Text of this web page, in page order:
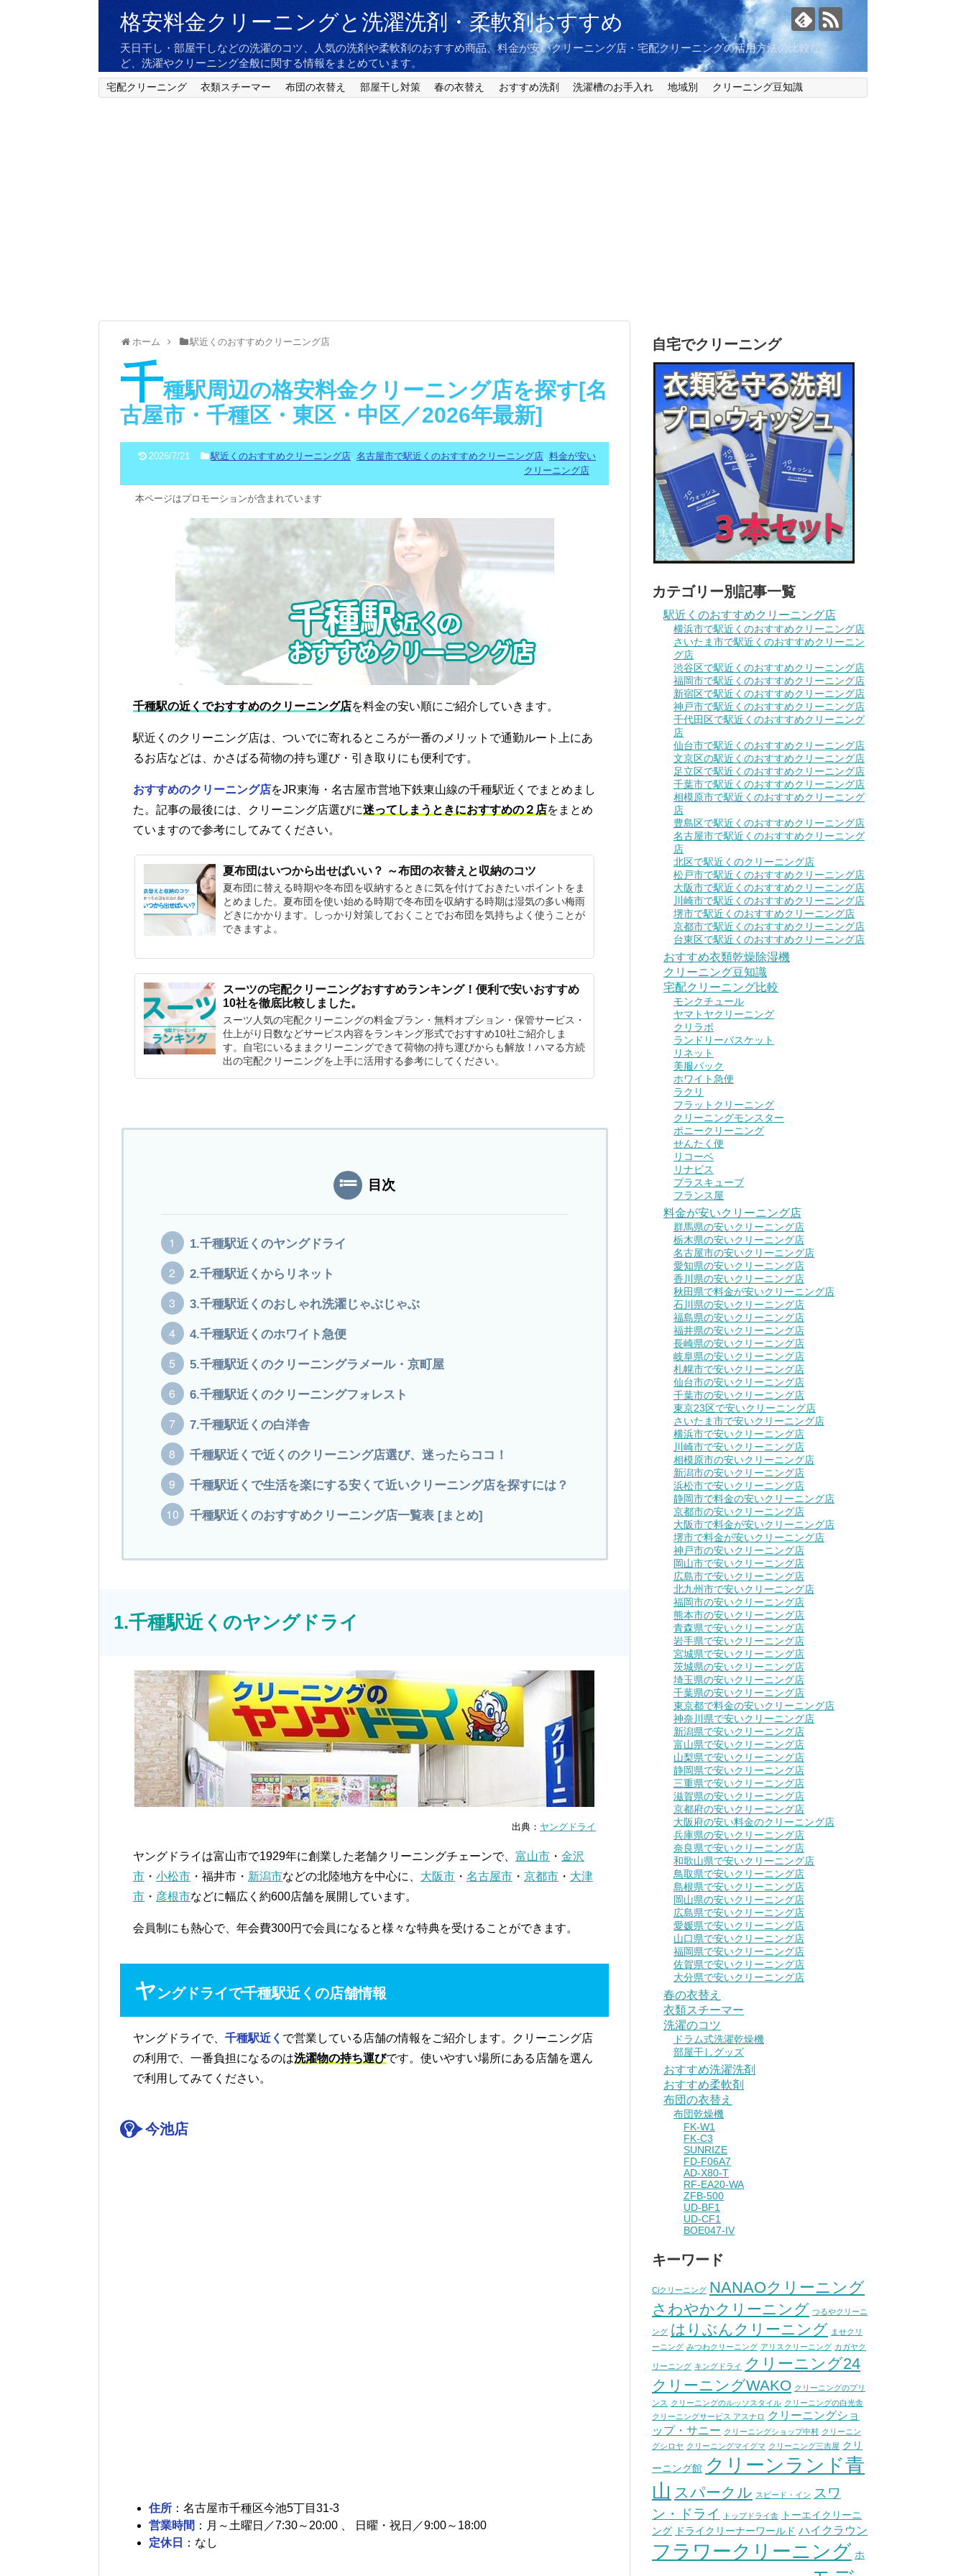
格安料金クリーニングと洗濯洗剤・柔軟剤おすすめ
天日干し・部屋干しなどの洗濯のコツ、人気の洗剤や柔軟剤のおすすめ商品、料金が安いクリーニング店・宅配クリーニングの活用方法の比較な
ど、洗濯やクリーニング全般に関する情報をまとめています。
宅配クリーニング 衣類スチーマー 布団の衣替え 部屋干し対策 春の衣替え おすすめ洗剤 洗濯槽のお手入れ 地域別 クリーニング豆知識
ホーム 駅近くのおすすめクリーニング店
千種駅周辺の格安料金クリーニング店を探す[名
古屋市・千種区・東区・中区／2026年最新]
2026/7/21 駅近くのおすすめクリーニング店, 名古屋市で駅近くのおすすめクリーニング店, 料金が安い
クリーニング店
本ページはプロモーションが含まれています
千種駅の近くでおすすめのクリーニング店を料金の安い順にご紹介していきます。
駅近くのクリーニング店は、ついでに寄れるところが一番のメリットで通勤ルート上にあ
るお店などは、かさばる荷物の持ち運び・引き取りにも便利です。
おすすめのクリーニング店をJR東海・名古屋市営地下鉄東山線の千種駅近くでまとめまし
た。記事の最後には、クリーニング店選びに迷ってしまうときにおすすめの２店をまとめ
ていますので参考にしてみてください。
夏布団はいつから出せばいい？ ～布団の衣替えと収納のコツ
夏布団に替える時期や冬布団を収納するときに気を付けておきたいポイントをま
とめました。夏布団を使い始める時期で冬布団を収納する時期は湿気の多い梅雨
どきにかかります。しっかり対策しておくことでお布団を気持ちよく使うことが
できますよ。
スーツの宅配クリーニングおすすめランキング！便利で安いおすすめ
10社を徹底比較しました。
スーツ人気の宅配クリーニングの料金プラン・無料オプション・保管サービス・
仕上がり日数などサービス内容をランキング形式でおすすめ10社ご紹介しま
す。自宅にいるままクリーニングできて荷物の持ち運びからも解放！ハマる方続
出の宅配クリーニングを上手に活用する参考にしてください。
目次
1.千種駅近くのヤングドライ
2.千種駅近くからリネット
3.千種駅近くのおしゃれ洗濯じゃぶじゃぶ
4.千種駅近くのホワイト急便
5.千種駅近くのクリーニングラメール・京町屋
6.千種駅近くのクリーニングフォレスト
7.千種駅近くの白洋舎
千種駅近くで近くのクリーニング店選び、迷ったらココ！
千種駅近くで生活を楽にする安くて近いクリーニング店を探すには？
千種駅近くのおすすめクリーニング店一覧表 [まとめ]
1.千種駅近くのヤングドライ
出典： ヤングドライ
ヤングドライは富山市で1929年に創業した老舗クリーニングチェーンで、 富山市 ・ 金沢
市 ・ 小松市 ・福井市・ 新潟市などの北陸地方を中心に、 大阪市 ・ 名古屋市 ・ 京都市 ・ 大津
市 ・ 彦根市などに幅広く約600店舗を展開しています。
会員制にも熱心で、年会費300円で会員になると様々な特典を受けることができます。
ヤングドライで千種駅近くの店舗情報
ヤングドライで、 千種駅近く で営業している店舗の情報をご紹介します。クリーニング店
の利用で、一番負担になるのは洗濯物の持ち運びです。使いやすい場所にある店舗を選ん
で利用してみてください。
今池店
住所 ：名古屋市千種区今池5丁目31-3
営業時間 ：月～土曜日／7:30～20:00 、 日曜・祝日／9:00～18:00
定休日
：なし
自宅でクリーニング
カテゴリー別記事一覧
駅近くのおすすめクリーニング店
横浜市で駅近くのおすすめクリーニング店
さいたま市で駅近くのおすすめクリーニン
グ店
渋谷区で駅近くのおすすめクリーニング店
福岡市で駅近くのおすすめクリーニング店
新宿区で駅近くのおすすめクリーニング店
神戸市で駅近くのおすすめクリーニング店
千代田区で駅近くのおすすめクリーニング
店
仙台市で駅近くのおすすめクリーニング店
文京区の駅近くのおすすめクリーニング店
足立区で駅近くのおすすめクリーニング店
千葉市で駅近くのおすすめクリーニング店
相模原市で駅近くのおすすめクリーニング
店
豊島区で駅近くのおすすめクリーニング店
名古屋市で駅近くのおすすめクリーニング
店
北区で駅近くのクリーニング店
松戸市で駅近くのおすすめクリーニング店
大阪市で駅近くのおすすめクリーニング店
川崎市で駅近くのおすすめクリーニング店
堺市で駅近くのおすすめクリーニング店
京都市で駅近くのおすすめクリーニング店
台東区で駅近くのおすすめクリーニング店
おすすめ衣類乾燥除湿機
クリーニング豆知識
宅配クリーニング比較
モンクチュール
ヤマトヤクリーニング
クリラボ
ランドリーバスケット
リネット
美服パック
ホワイト急便
ラクリ
フラットクリーニング
クリーニングモンスター
ポニークリーニング
せんたく便
リコーベ
リナビス
プラスキューブ
フランス屋
料金が安いクリーニング店
群馬県の安いクリーニング店
栃木県の安いクリーニング店
名古屋市の安いクリーニング店
愛知県の安いクリーニング店
香川県の安いクリーニング店
秋田県で料金が安いクリーニング店
石川県の安いクリーニング店
福島県の安いクリーニング店
福井県の安いクリーニング店
長崎県の安いクリーニング店
岐阜県の安いクリーニング店
札幌市で安いクリーニング店
仙台市の安いクリーニング店
千葉市の安いクリーニング店
東京23区で安いクリーニング店
さいたま市で安いクリーニング店
横浜市で安いクリーニング店
川崎市で安いクリーニング店
相模原市の安いクリーニング店
新潟市の安いクリーニング店
浜松市で安いクリーニング店
静岡市で料金の安いクリーニング店
京都市の安いクリーニング店
大阪市で料金が安いクリーニング店
堺市で料金が安いクリーニング店
神戸市の安いクリーニング店
岡山市で安いクリーニング店
広島市で安いクリーニング店
北九州市で安いクリーニング店
福岡市の安いクリーニング店
熊本市の安いクリーニング店
青森県で安いクリーニング店
岩手県で安いクリーニング店
宮城県で安いクリーニング店
茨城県の安いクリーニング店
埼玉県の安いクリーニング店
千葉県の安いクリーニング店
東京都で料金の安いクリーニング店
神奈川県で安いクリーニング店
新潟県で安いクリーニング店
富山県で安いクリーニング店
山梨県で安いクリーニング店
静岡県で安いクリーニング店
三重県で安いクリーニング店
滋賀県の安いクリーニング店
京都府の安いクリーニング店
大阪府の安い料金のクリーニング店
兵庫県の安いクリーニング店
奈良県で安いクリーニング店
和歌山県で安いクリーニング店
鳥取県で安いクリーニング店
島根県で安いクリーニング店
岡山県の安いクリーニング店
広島県で安いクリーニング店
愛媛県で安いクリーニング店
山口県で安いクリーニング店
福岡県で安いクリーニング店
佐賀県で安いクリーニング店
大分県で安いクリーニング店
春の衣替え
衣類スチーマー
洗濯のコツ
ドラム式洗濯乾燥機
部屋干しグッズ
おすすめ洗濯洗剤
おすすめ柔軟剤
布団の衣替え
布団乾燥機
FK-W1
FK-C3
SUNRIZE
FD-F06A7
AD-X80-T
RF-EA20-WA
ZFB-500
UD-BF1
UD-CF1
BOE047-IV
キーワード
Ciクリーニング NANAOクリーニング
さわやかクリーニング つるやクリーニ
ング はりぶんクリーニング ませクリ
ーニング みつわクリーニング アリスクリーニング カガヤク
リーニング キングドライ クリーニング24
クリーニングWAKO クリーニングのプリ
ンス クリーニングのルッソスタイル クリーニングの白光舎
クリーニングサービス アスナロ
クリーニングショ
ップ・サニー クリーニングショップ中村 クリーニン
グシロヤ クリーニングマイグマ クリーニング三吉屋 クリ
ーニング館 クリーンランド青
山 スパークル スピード・イン スワ
ン・ドライ
トップドライ舎
トーエイクリーニ
ング ドライクリーナーワールド ハイクラウン
フラワークリーニング ホ